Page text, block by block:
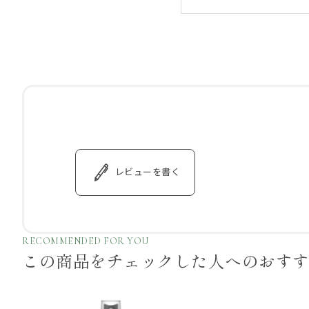
レビューを書く
RECOMMENDED FOR YOU
この商品をチェックした 人へのおす